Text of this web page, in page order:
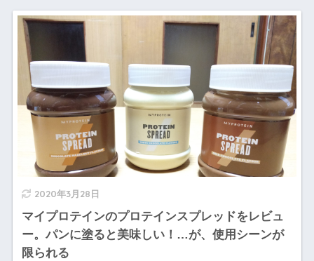
2020年3月28日
マイプロテインのプロテインスプレッドをレビュ
ー。パンに塗ると美味しい！…が、使用シーンが
限られる